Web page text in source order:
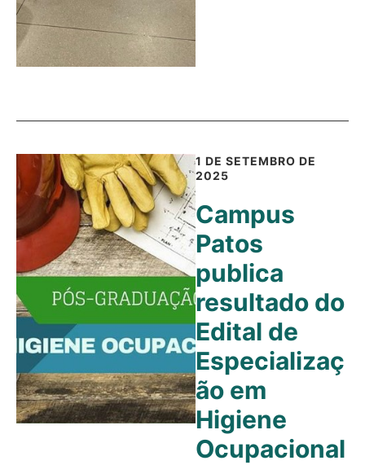
1 DE SETEMBRO DE
2025
Campus
Patos
publica
resultado do
Edital de
Especializaç
ão em
Higiene
Ocupacional